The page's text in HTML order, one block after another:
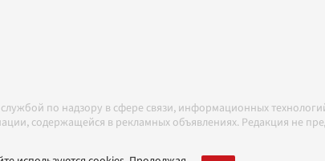
по надзору в сфере связи, информационных
содержащейся в рекламных объявлениях. Редакция не
соответствии с Правилами